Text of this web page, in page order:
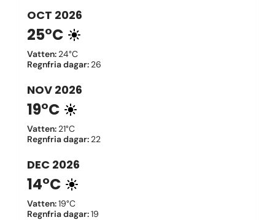
OCT 2026
25°C
Vatten: 24°C
Regnfria dagar: 26
NOV 2026
19°C
Vatten: 21°C
Regnfria dagar: 22
DEC 2026
14°C
Vatten:19°C
Regnfria dagar:19